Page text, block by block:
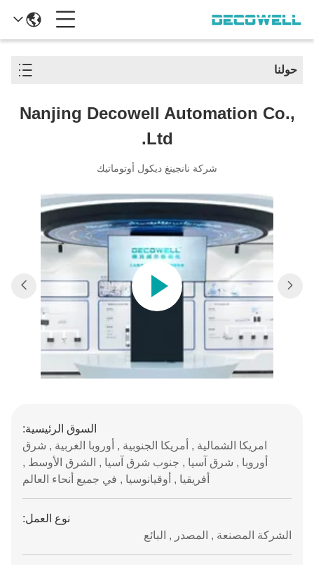
حولنا
Nanjing Decowell Automation Co.,
Ltd.
شركة نانجينغ ديكول أوتوماتيك
السوق الرئيسية:
امريكا الشمالية , أمريكا الجنوبية , أوروبا الغربية , شرق
أوروبا , شرق آسيا , جنوب شرق آسيا , الشرق الأوسط ,
أفريقيا , أوقيانوسيا , في جميع أنحاء العالم
نوع العمل:
الشركة المصنعة , المصدر , البائع